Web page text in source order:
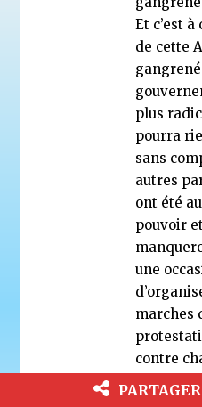
Et c’est à
de cette
plus
pourra
sans
autres
ont été au
pouvoir
une
marches
contre